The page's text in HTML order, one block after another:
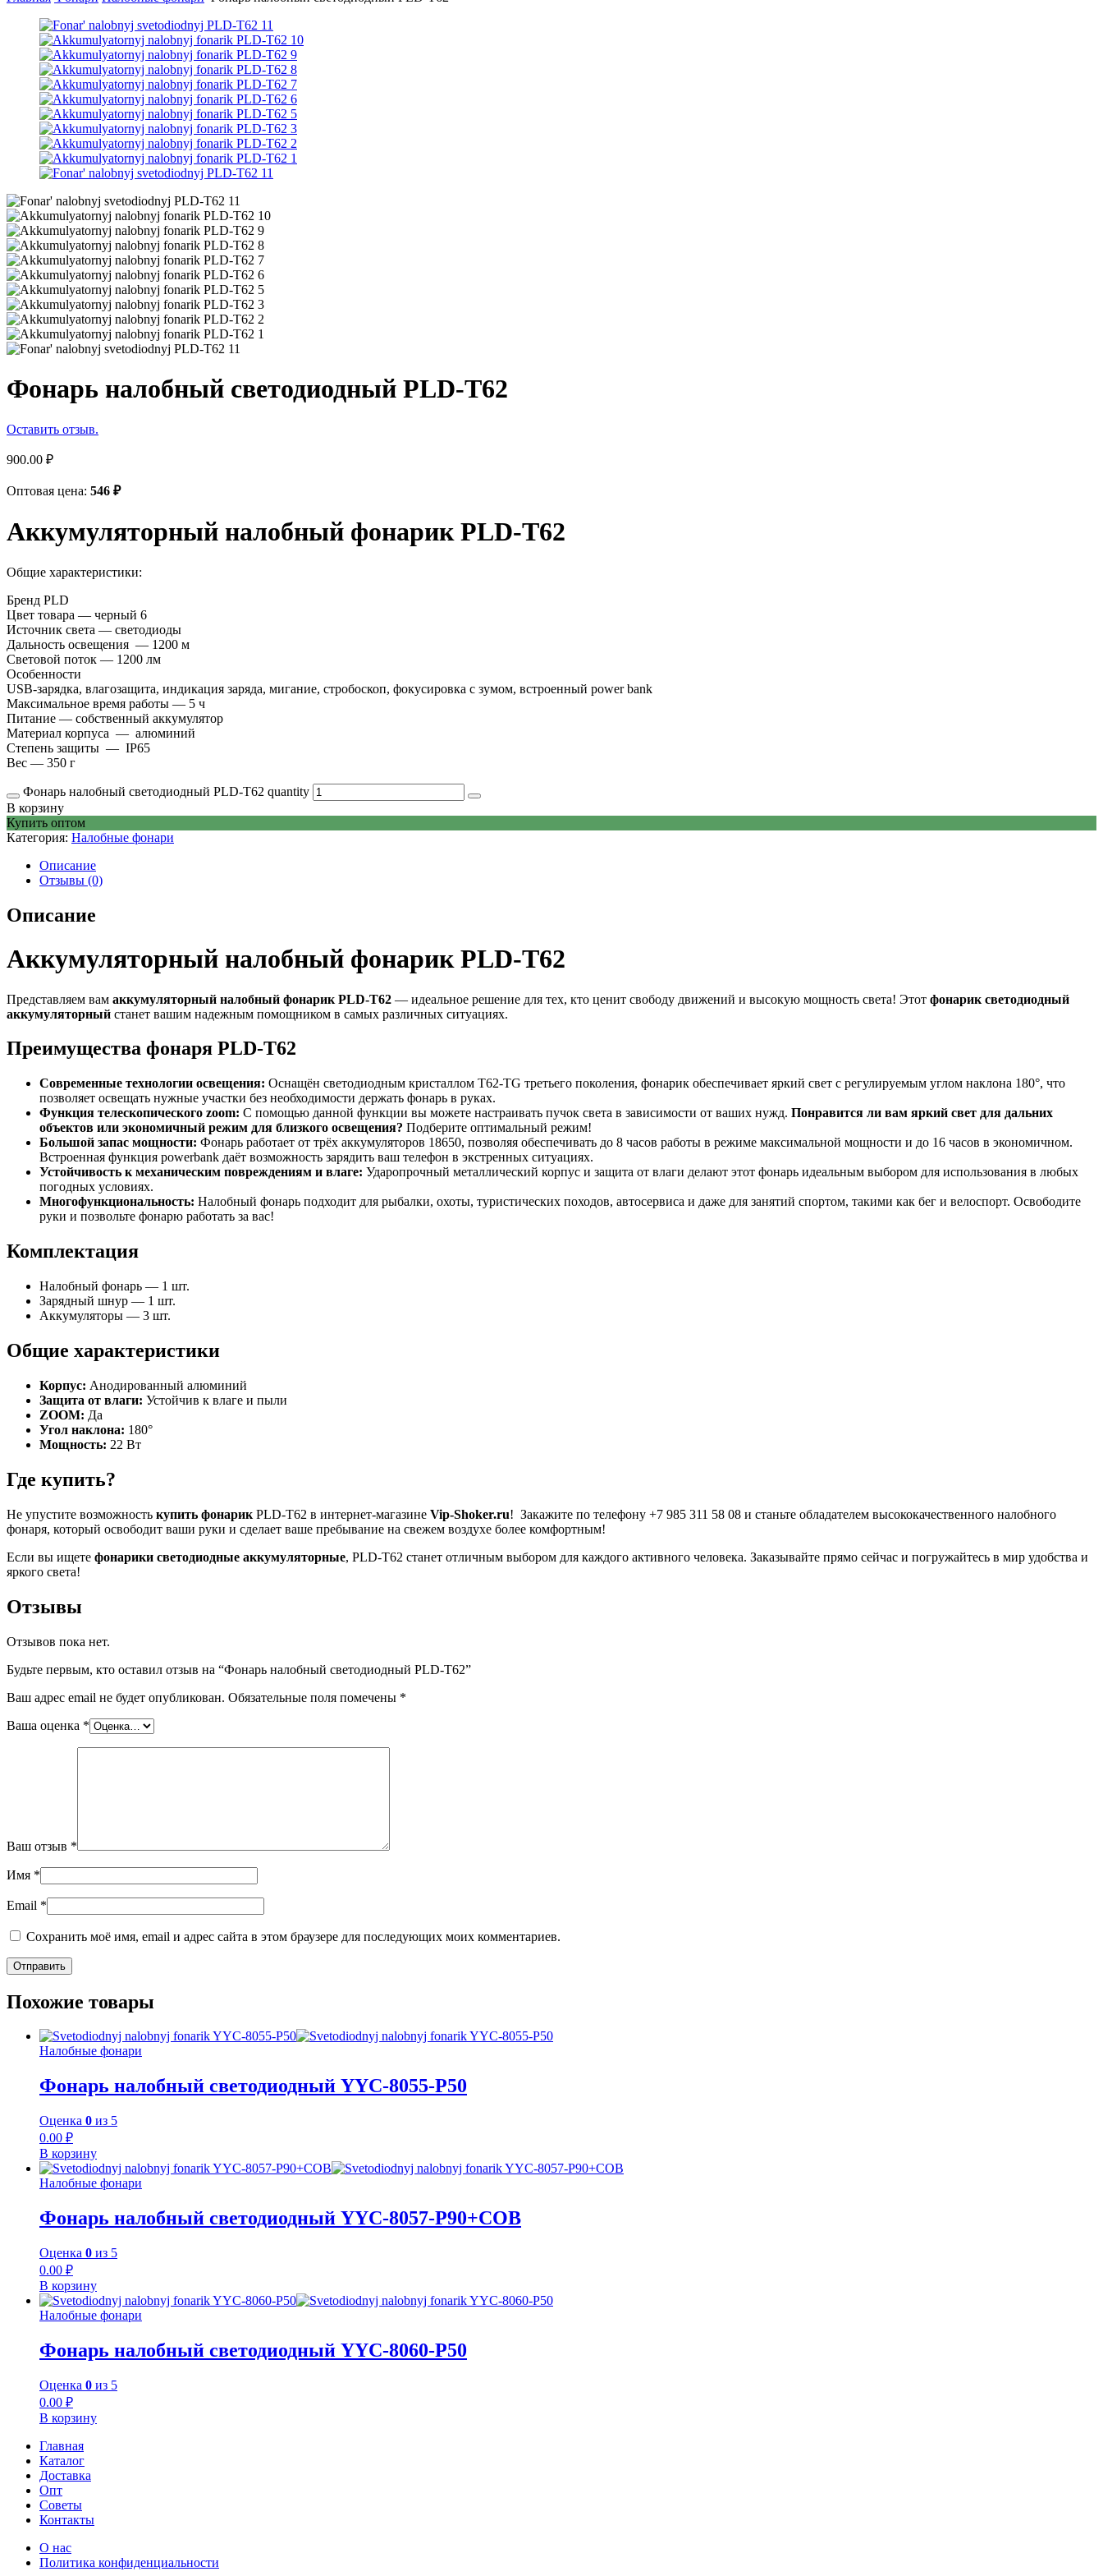
Фонарь налобный светодиодный PLD-T62
Оставить отзыв.
900.00 ₽
Оптовая цена: 546 ₽
Аккумуляторный налобный фонарик PLD-T62
Общие характеристики:
Бренд PLD
Цвет товара — черный 6
Источник света — светодиоды
Дальность освещения — 1200 м
Световой поток — 1200 лм
Особенности
USB-зарядка, влагозащита, индикация заряда, мигание, стробоскоп, фокусировка с зумом, встроенный power bank
Максимальное время работы — 5 ч
Питание — собственный аккумулятор
Материал корпуса — алюминий
Степень защиты — IP65
Вес — 350 г
Фонарь налобный светодиодный PLD-T62 quantity
В корзину
Купить оптом
Категория: Налобные фонари
Описание
Отзывы (0)
Описание
Аккумуляторный налобный фонарик PLD-T62
Представляем вам аккумуляторный налобный фонарик PLD-T62 — идеальное решение для тех, кто ценит свободу движений и высокую мощность света! Этот фонарик светодиодный
аккумуляторный станет вашим надежным помощником в самых различных ситуациях.
Преимущества фонаря PLD-T62
Современные технологии освещения: Оснащён светодиодным кристаллом T62-TG третьего поколения, фонарик обеспечивает яркий свет с регулируемым углом наклона 180°, что
позволяет освещать нужные участки без необходимости держать фонарь в руках.
Функция телескопического zoom: С помощью данной функции вы можете настраивать пучок света в зависимости от ваших нужд. Понравится ли вам яркий свет для дальних
объектов или экономичный режим для близкого освещения? Подберите оптимальный режим!
Большой запас мощности: Фонарь работает от трёх аккумуляторов 18650, позволяя обеспечивать до 8 часов работы в режиме максимальной мощности и до 16 часов в экономичном.
Встроенная функция powerbank даёт возможность зарядить ваш телефон в экстренных ситуациях.
Устойчивость к механическим повреждениям и влаге: Ударопрочный металлический корпус и защита от влаги делают этот фонарь идеальным выбором для использования в любых
погодных условиях.
Многофункциональность: Налобный фонарь подходит для рыбалки, охоты, туристических походов, автосервиса и даже для занятий спортом, такими как бег и велоспорт. Освободите
руки и позвольте фонарю работать за вас!
Комплектация
Налобный фонарь — 1 шт.
Зарядный шнур — 1 шт.
Аккумуляторы — 3 шт.
Общие характеристики
Корпус: Анодированный алюминий
Защита от влаги: Устойчив к влаге и пыли
ZOOM: Да
Угол наклона: 180°
Мощность: 22 Вт
Где купить?
Не упустите возможность купить фонарик PLD-T62 в интернет-магазине Vip-Shoker.ru! Закажите по телефону +7 985 311 58 08 и станьте обладателем высококачественного налобного
фонаря, который освободит ваши руки и сделает ваше пребывание на свежем воздухе более комфортным!
Если вы ищете фонарики светодиодные аккумуляторные, PLD-T62 станет отличным выбором для каждого активного человека. Заказывайте прямо сейчас и погружайтесь в мир удобства и
яркого света!
Отзывы
Отзывов пока нет.
Будьте первым, кто оставил отзыв на “Фонарь налобный светодиодный PLD-T62”
Ваш адрес email не будет опубликован. Обязательные поля помечены *
Ваша оценка *
Ваш отзыв *
Имя *
Email *
Сохранить моё имя, email и адрес сайта в этом браузере для последующих моих комментариев.
Похожие товары
Налобные фонари
Фонарь налобный светодиодный YYC-8055-P50
Оценка 0 из 5
0.00 ₽
В корзину
Налобные фонари
Фонарь налобный светодиодный YYC-8057-P90+COB
Оценка 0 из 5
0.00 ₽
В корзину
Налобные фонари
Фонарь налобный светодиодный YYC-8060-P50
Оценка 0 из 5
0.00 ₽
В корзину
Главная
Каталог
Доставка
Опт
Советы
Контакты
О нас
Политика конфиденциальности